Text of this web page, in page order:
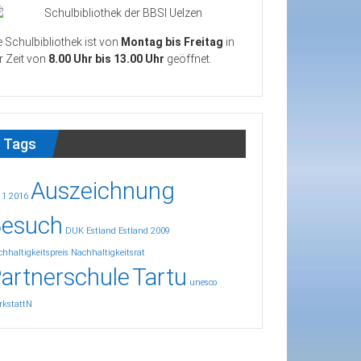
Schulbibliothek ist von Montag bis Freitag in
Zeit von 8.00 Uhr bis 13.00 Uhr geöffnet.
Tags
2016 Auszeichnung
DUK Estland Estland 2009
Nachhaltigkeitsrat
Tartu unesco